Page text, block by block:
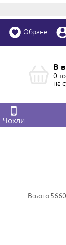
Обране
В
0
на
Чохли
Всього